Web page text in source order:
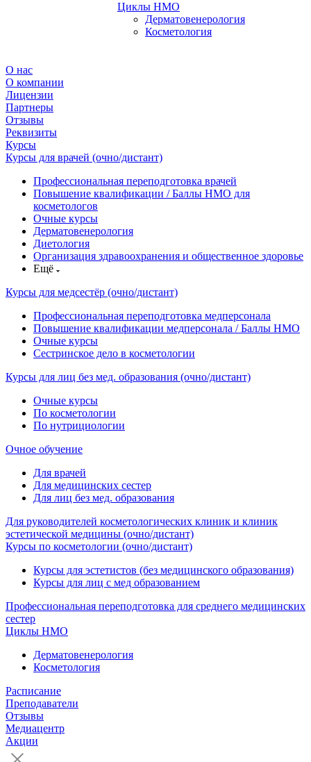
Циклы НМО
Дерматовенерология
Косметология
О нас
О компании
Лицензии
Партнеры
Отзывы
Реквизиты
Курсы
Курсы для врачей (очно/дистант)
Профессиональная переподготовка врачей
Повышение квалификации / Баллы НМО для
косметологов
Очные курсы
Дерматовенерология
Диетология
Организация здравоохранения и общественное здоровье
Ещё
Курсы для медсестёр (очно/дистант)
Профессиональная переподготовка медперсонала
Повышение квалификации медперсонала / Баллы НМО
Очные курсы
Сестринское дело в косметологии
Курсы для лиц без мед. образования (очно/дистант)
Очные курсы
По косметологии
По нутрициологии
Очное обучение
Для врачей
Для медицинских сестер
Для лиц без мед. образования
Для руководителей косметологических клиник и клиник
эстетической медицины (очно/дистант)
Курсы по косметологии (очно/дистант)
Курсы для эстетистов (без медицинского образования)
Курсы для лиц с мед образованием
Профессиональная переподготовка для среднего медицинских
сестер
Циклы НМО
Дерматовенерология
Косметология
Расписание
Преподаватели
Отзывы
Медиацентр
Акции